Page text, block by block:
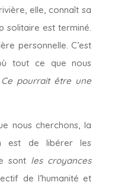
elle, connaît sa
solitaire est terminé.
personnelle. C’est
tout ce que nous
Ce pourrait être une
nous cherchons, la
est de libérer les
sont les croyances
de l’humanité et